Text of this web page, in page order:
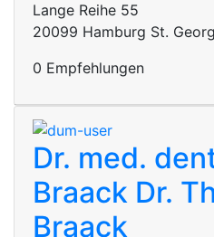
Lange Reihe 55
20099 Hamburg St.
0 Empfehlungen
Dr. med.
Braack Dr.
Braack